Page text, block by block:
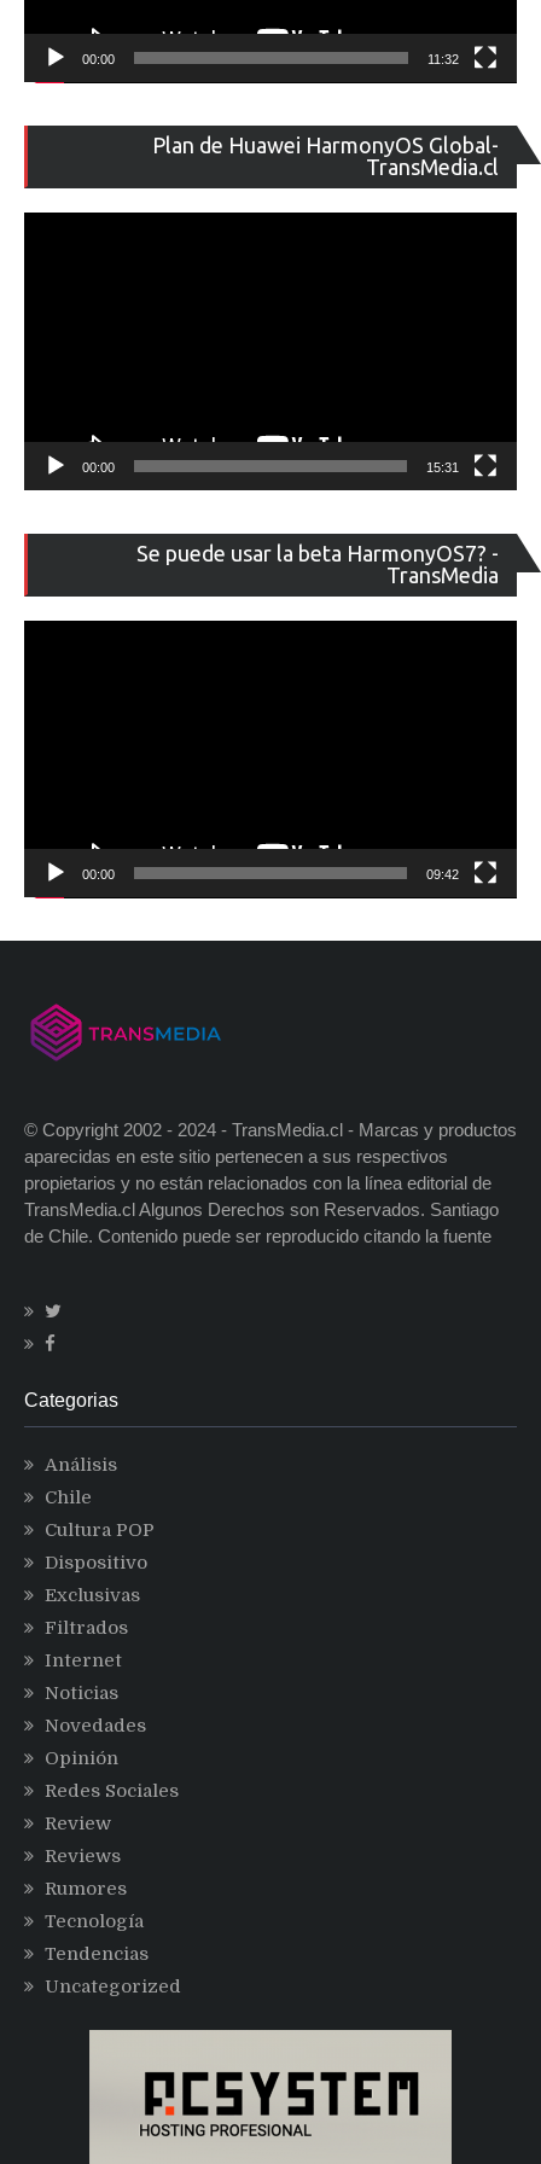
00:00 11:32
Plan de Huawei HarmonyOS Global-
TransMedia.cl
de
00:00 15:31
Se puede usar la beta HarmonyOS7? -
TransMedia
de
00:00 09:42
© Copyright 2002 - 2024 - TransMedia.cl - Marcas y productos
aparecidas en este sitio pertenecen a sus respectivos
propietarios y no están relacionados con la línea editorial de
TransMedia.cl Algunos Derechos son Reservados. Santiago
de Chile. Contenido puede ser reproducido citando la fuente
Categorias
Análisis
Chile
Cultura POP
Dispositivo
Exclusivas
Filtrados
Internet
Noticias
Novedades
Opinión
Redes Sociales
Review
Reviews
Rumores
Tecnología
Tendencias
Uncategorized